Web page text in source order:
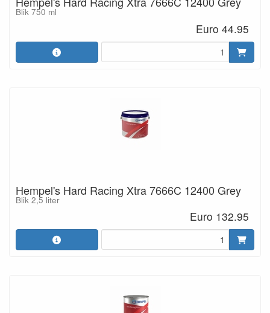
Blik 750 ml
Euro 44.95
Hempel's Hard Racing Xtra 7666C 12400 Grey
Blik 2,5 liter
Euro 132.95